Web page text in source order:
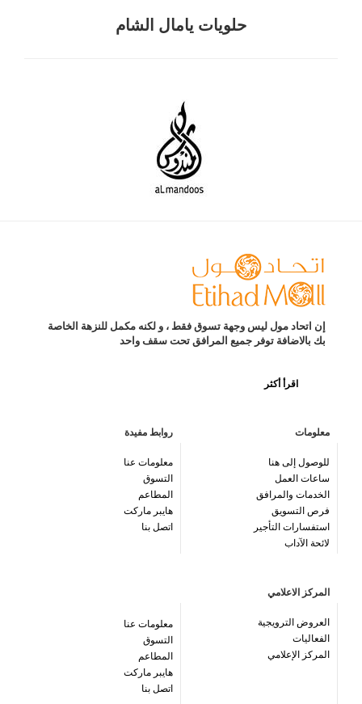
حلويات يامال الشام
إن اتحاد مول ليس وجهة تسوق فقط ، و لكنه مكمل للنزهة الخاصة
بك بالاضافة توفر جميع المرافق تحت سقف واحد
اقرأ أكثر
معلومات
للوصول إلى هنا
ساعات العمل
الخدمات والمرافق
فرص التسويق
استفسارات التأجير
لائحة الآداب
روابط مفيدة
معلومات عنا
التسوق
المطاعم
هايبر ماركت
اتصل بنا
المركز الاعلامي
العروض الترويجية
الفعاليات
المركز الإعلامي
معلومات عنا
التسوق
المطاعم
هايبر ماركت
اتصل بنا